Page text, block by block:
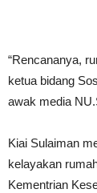
“Rencananya,
ketua bidang
awak media
Kiai Sulaiman
kelayakan
Kementrian